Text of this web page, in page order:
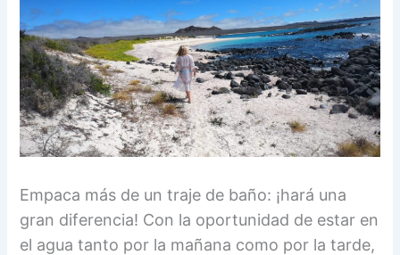
Empaca más de un traje de baño: ¡hará una
gran diferencia! Con la oportunidad de estar en
el agua tanto por la mañana como por la tarde,